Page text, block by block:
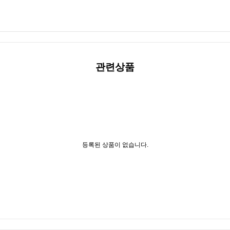
관련상품
등록된 상품이 없습니다.